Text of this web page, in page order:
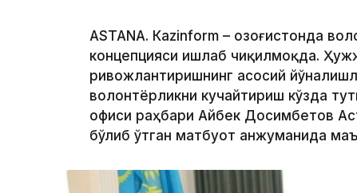
ASTANА. Кazinform – Қозоғистонда
концепцияси ишлаб чиқилмоқда.
ривожлантиришнинг асосий
волонтёрликни кучайтириш кўзда
офиси раҳбари Айбек Досимбетов
бўлиб ўтган матбуот анжуманида